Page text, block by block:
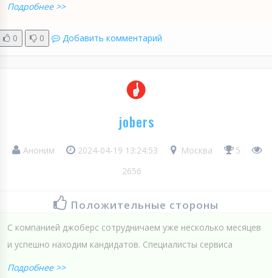
Подробнее >>
0 0 Добавить комментарий
jobers
Аноним 2024-04-19 13:24:53 Москва
5
2656
Положительные стороны
С компанией джоберс сотрудничаем уже несколько месяцев
и успешно находим кандидатов. Специалисты сервиса
Подробнее >>